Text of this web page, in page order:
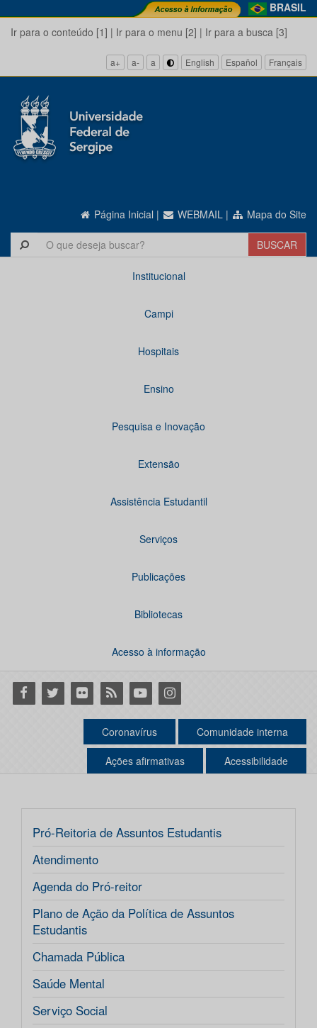
BRASIL
Ir para o conteúdo [1] | Ir para o menu [2] | Ir para a busca [3]
a+ a- a English Español Français
Página Inicial | WEBMAIL | Mapa do Site
Institucional
Campi
Hospitais
Ensino
Pesquisa e Inovação
Extensão
Assistência Estudantil
Serviços
Publicações
Bibliotecas
Acesso à informação
Facebook
Twitter Flickr RSS YoutubeInstagram
Coronavírus Comunidade interna
Ações afirmativas Acessibilidade
Pró-Reitoria de Assuntos Estudantis
Atendimento
Agenda do Pró-reitor
Plano de Ação da Política de Assuntos
Estudantis
Chamada Pública
Saúde Mental
Serviço Social